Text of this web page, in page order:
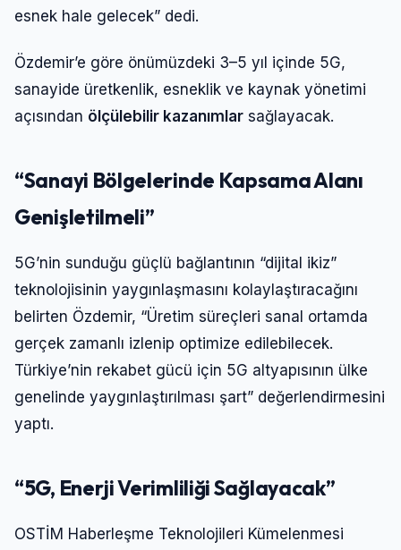
esnek hale gelecek” dedi.
Özdemir’e göre önümüzdeki 3–5 yıl içinde 5G,
sanayide üretkenlik, esneklik ve kaynak yönetimi
açısından ölçülebilir kazanımlar sağlayacak.
“Sanayi Bölgelerinde Kapsama Alanı
Genişletilmeli”
5G’nin sunduğu güçlü bağlantının “dijital ikiz”
teknolojisinin yaygınlaşmasını kolaylaştıracağını
belirten Özdemir, “Üretim süreçleri sanal ortamda
gerçek zamanlı izlenip optimize edilebilecek.
Türkiye’nin rekabet gücü için 5G altyapısının ülke
genelinde yaygınlaştırılması şart” değerlendirmesini
yaptı.
“5G, Enerji Verimliliği Sağlayacak”
OSTİM Haberleşme Teknolojileri Kümelenmesi